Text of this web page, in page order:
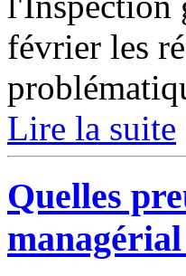
février les
Lire la suite
Quelles